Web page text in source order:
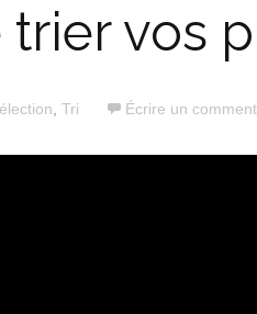
vos
Tri Écrire un